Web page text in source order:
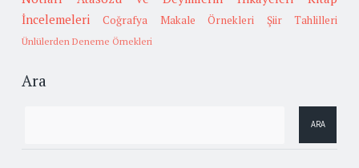
İncelemeleri
Coğrafya Makale Örnekleri Şiir Tahlilleri
Ünlülerden Deneme Örnekleri
Ara